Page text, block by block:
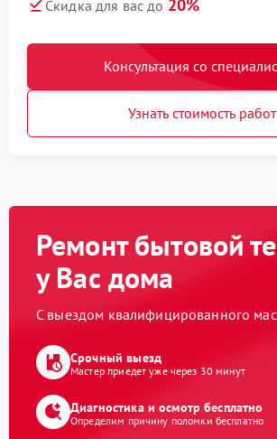
Скидка для вас до 20%
Консультация со
Узнать стоимость работ
Ремонт бытовой
у Вас дома
С выездом квалифицированного
Срочный выезд
Мастер приедет уже через 30 минут
Диагностика и осмотр бесплатно
Определим причину поломки бесплатно